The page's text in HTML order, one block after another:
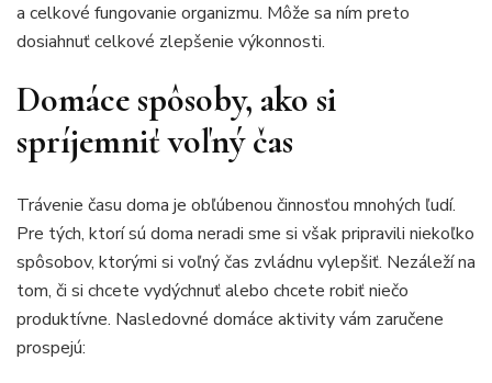
a celkové fungovanie organizmu. Môže sa ním preto
dosiahnuť celkové zlepšenie výkonnosti.
Domáce spôsoby, ako si
spríjemniť voľný čas
Trávenie času doma je obľúbenou činnosťou mnohých ľudí.
Pre tých, ktorí sú doma neradi sme si však pripravili niekoľko
spôsobov, ktorými si voľný čas zvládnu vylepšiť. Nezáleží na
tom, či si chcete vydýchnuť alebo chcete robiť niečo
produktívne. Nasledovné domáce aktivity vám zaručene
prospejú: